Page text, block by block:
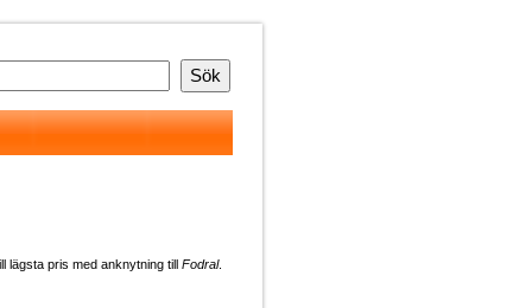
lägsta pris med anknytning till Fodral.